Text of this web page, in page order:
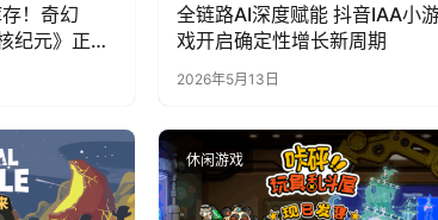
！奇幻
纪元》正式
性全靠手
全链路AI深度赋能 抖音IAA小
戏开启确定性增长新周期
2026年5月13日
休闲游戏